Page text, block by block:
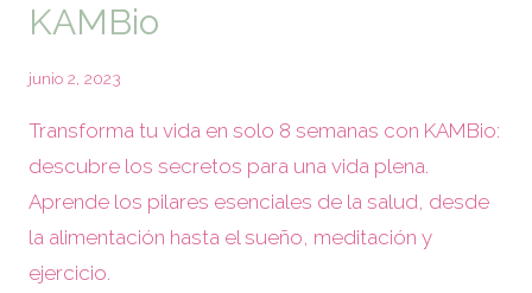
KAMBio
junio 2, 2023
Transforma tu vida en solo 8 semanas con KAMBio:
descubre los secretos para una vida plena.
Aprende los pilares esenciales de la salud, desde
la alimentación hasta el sueño, meditación y
ejercicio.